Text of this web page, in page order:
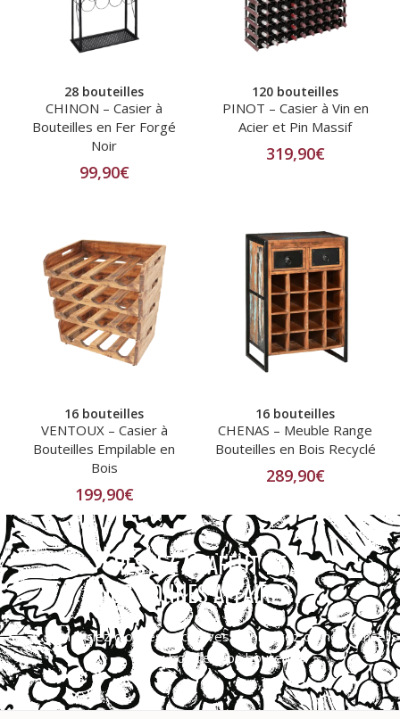
28 bouteilles
CHINON – Casier à
Bouteilles en Fer Forgé
Noir
99,90€
120 bouteilles
PINOT – Casier à Vin en
Acier et Pin Massif
319,90€
16 bouteilles
VENTOUX – Casier à
Bouteilles Empilable en
Bois
199,90€
16 bouteilles
CHENAS – Meuble Range
Bouteilles en Bois Recyclé
289,90€
RESTEZ À L'AFFUT DE
NOS BONNES AFFAIRES !
Bénéficiez d’offres exclusives et profitez de nos conseils
pour bonifier vos bouteilles.